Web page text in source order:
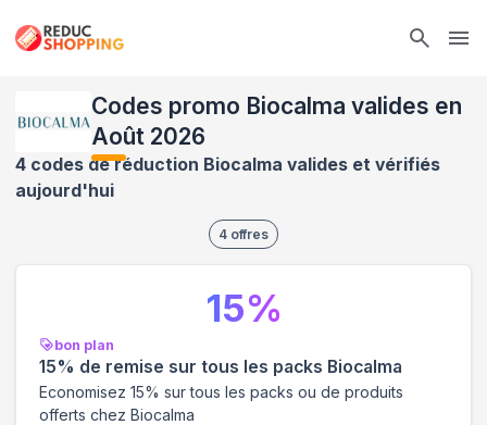
Codes promo Biocalma valides en
Août 2026
4 codes de réduction Biocalma valides et vérifiés
aujourd'hui
4 offres
bon plan
15% de remise sur tous les packs Biocalma
Economisez 15% sur tous les packs ou de produits
offerts chez Biocalma
15%